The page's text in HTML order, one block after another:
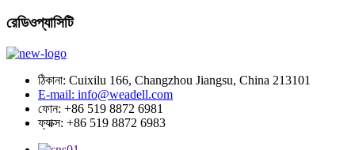
রেডিওপ্যাসিটি
ঠিকানা: Cuixilu 166, Changzhou Jiangsu, China 213101
E-mail: info@weadell.com
ফোন: +86 519 8872 6981
ফ্যাক্স: +86 519 8872 6983